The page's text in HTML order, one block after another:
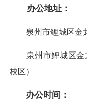
办公地址：
泉州市鲤城区金龙
泉州市鲤城区金
校区）
办公时间：